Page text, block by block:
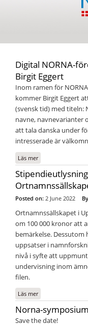
Digital NORNA-
Birgit Eggert
Inom ramen för
kommer Birgit Eggert
(svensk tid) med titeln:
navne, navnevarianter
att tala danska under
intresserade är
Läs merom Digital
Posted on: 2 June 2022
Ortnamnssällskapet i
om 100 000 kronor att
bemärkelse.
uppsatser i
nivå i syfte att
undervisning inom
filen.
Läs merom
Uppsala
Norna-
Save the date!